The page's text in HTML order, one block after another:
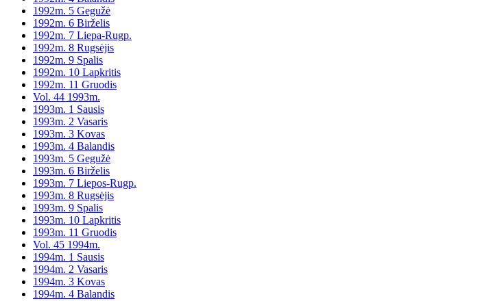
1992m. 5 Gegužė
1992m. 6 Birželis
1992m. 7 Liepa-Rugp.
1992m. 8 Rugsėjis
1992m. 9 Spalis
1992m. 10 Lapkritis
1992m. 11 Gruodis
Vol. 44 1993m.
1993m. 1 Sausis
1993m. 2 Vasaris
1993m. 3 Kovas
1993m. 4 Balandis
1993m. 5 Gegužė
1993m. 6 Birželis
1993m. 7 Liepos-Rugp.
1993m. 8 Rugsėjis
1993m. 9 Spalis
1993m. 10 Lapkritis
1993m. 11 Gruodis
Vol. 45 1994m.
1994m. 1 Sausis
1994m. 2 Vasaris
1994m. 3 Kovas
1994m. 4 Balandis